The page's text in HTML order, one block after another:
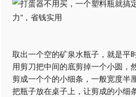
取出一个空的矿泉水瓶子，就是平
用剪刀把中间的底剪掉一个小圆，
剪成一个个的小细条，一般宽度半
把瓶子放在桌子上，让剪成的小细